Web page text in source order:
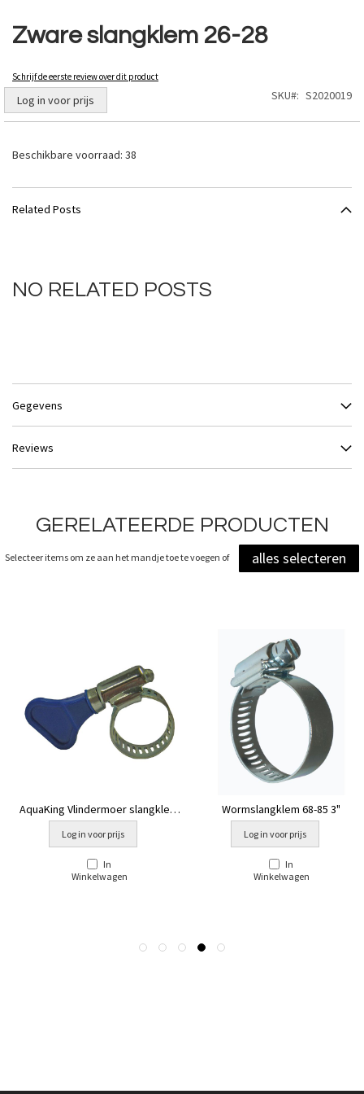
Zware slangklem 26-28
Schrijf de eerste review over dit product
Log in voor prijs SKU S2020019
Beschikbare voorraad: 38
naar
het
van
afbeeldingen-
gallerij
Related Posts
NO RELATED POSTS
Gegevens
Reviews
GERELATEERDE PRODUCTEN
Selecteer items om ze aan het mandje toe te voegen of alles selecteren
AquaKing Vlindermoer slangklem
1"
Log in voor prijs
In
Winkelwagen
Wormslangklem 68-85 3"
Log in voor prijs
In
Winkelwagen